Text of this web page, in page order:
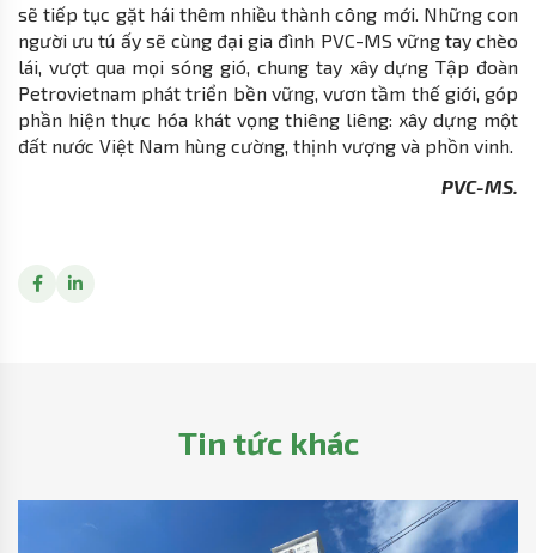
sẽ tiếp tục gặt hái thêm nhiều thành công mới. Những con
người ưu tú ấy sẽ cùng đại gia đình PVC-MS vững tay chèo
lái, vượt qua mọi sóng gió, chung tay xây dựng Tập đoàn
Petrovietnam phát triển bền vững, vươn tầm thế giới, góp
phần hiện thực hóa khát vọng thiêng liêng: xây dựng một
đất nước Việt Nam hùng cường, thịnh vượng và phồn vinh.
PVC-MS.
Tin tức khác